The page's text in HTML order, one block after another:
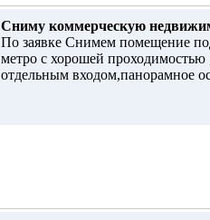
Сниму коммерческую
По заявке Снимем помещение
метро с хорошей
отдельным входом,панорамное